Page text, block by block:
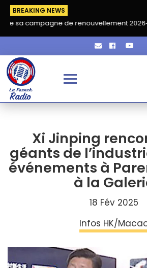
BREAKING NEWS
de renouvellement 2026‑2027
Xi Jinping
géants de
événements à
à la
18 Fév 2025
Infos HK/